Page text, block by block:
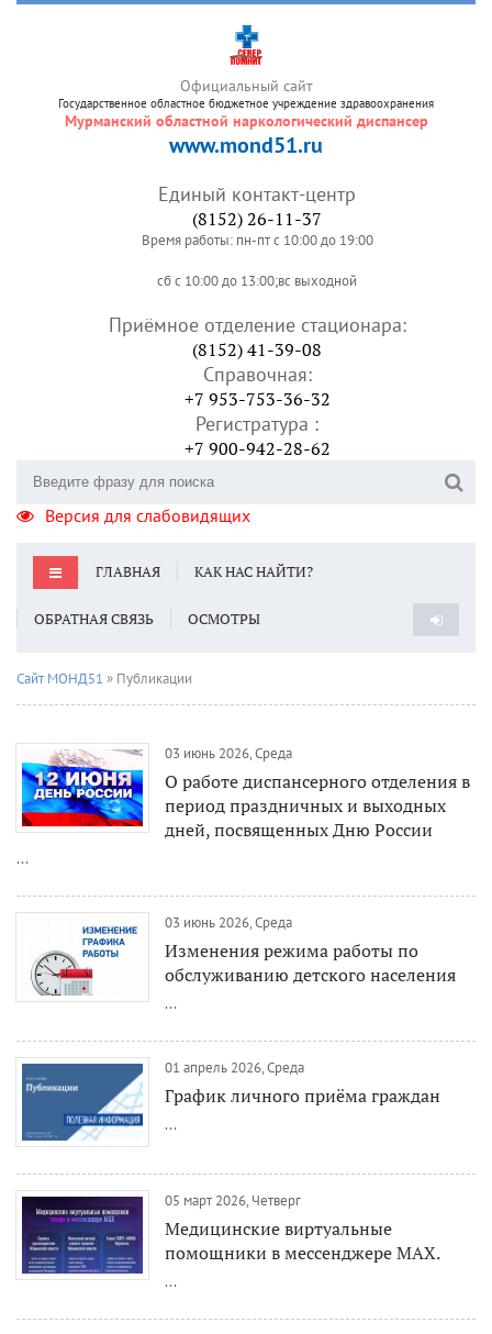
Официальный сайт
Государственное областное бюджетное учреждение здравоохранения
Мурманский областной наркологический диспансер
www.mond51.ru
Версия для слабовидящих
Единый контакт-центр
(8152) 26-11-37
Время работы: пн-пт с 10:00 до 19:00
сб с 10:00 до 13:00;вс выходной
Приёмное отделение стационара:
(8152) 41-39-08
Справочная:
+7 953-753-36-32
Регистратура :
+7 900-942-28-62
ГЛАВНАЯ КАК НАС НАЙТИ?
ОБРАТНАЯ СВЯЗЬ ОСМОТРЫ
Сайт МОНД51 » Публикации
03 июнь 2026, Среда
О работе диспансерного отделения в
период праздничных и выходных
дней, посвященных Дню России
...
03 июнь 2026, Среда
Изменения режима работы по
обслуживанию детского населения
...
01 апрель 2026, Среда
График личного приёма граждан
...
05 март 2026, Четверг
Медицинские виртуальные
помощники в мессенджере MAX.
...